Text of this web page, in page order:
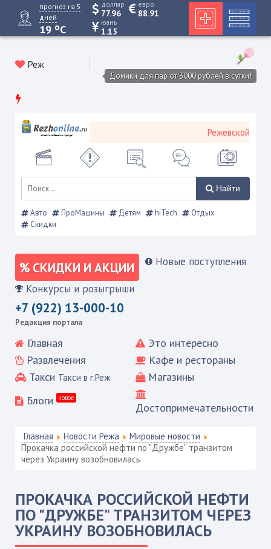
прогноз на 5
дней
19 oC
доллар
77.96
евро
88.91
юань
1.15
Реж
Домики для пар от 3000 рублей в сутки!
Режевской
Найти
Авто ПроМашины Детям hiTech
Отдых
Скидки
СКИДКИ И АКЦИИ Новые поступления
Конкурсы и розыгрыши
+7 (922) 13-000-10
Редакция портала
Главная
Это интересно
Развлечения
Кафе и рестораны
Такси Такси в г.Реж
Магазины
Блоги
новое
Достопримечательности
Главная Новости Режа
Мировые новости
Прокачка российской нефти по "Дружбе" транзитом
через Украину возобновилась
ПРОКАЧКА РОССИЙСКОЙ НЕФТИ
ПО "ДРУЖБЕ" ТРАНЗИТОМ ЧЕРЕЗ
УКРАИНУ ВОЗОБНОВИЛАСЬ